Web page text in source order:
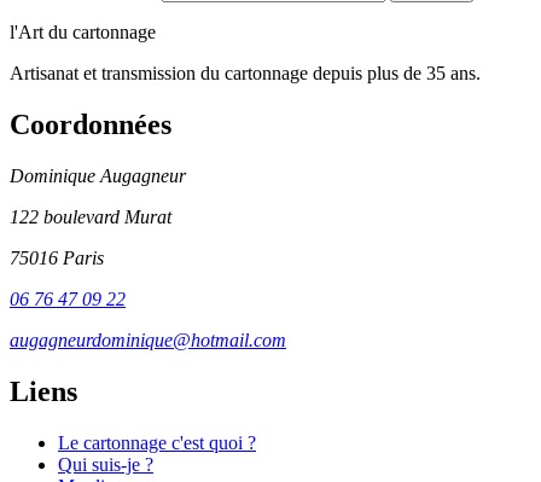
l'Art du cartonnage
Artisanat et transmission du cartonnage depuis plus de 35 ans.
Coordonnées
Dominique Augagneur
122 boulevard Murat
75016 Paris
06 76 47 09 22
augagneurdominique@hotmail.com
Liens
Le cartonnage c'est quoi ?
Qui suis-je ?